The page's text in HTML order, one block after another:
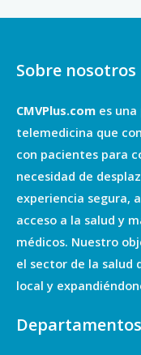
Sobre nosotros
CMVPlus.com es
telemedicina que
con pacientes para
necesidad de
experiencia segura,
acceso a la salud y
médicos. Nuestro
el sector de la salud
local y
Departamentos